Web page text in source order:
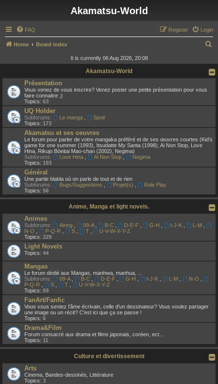
Akamatsu-World
FAQ Login
Register
Home Board index
r
It is currently 06 Aug 2026, 20:08
Akamatsu-World
Présentation
Vous venez de vous inscrire? Venez poster une petite présentation pour vous
faire connaitre ;)
Topics: 63
UQ Holder
Subforums: Le manga
Spoil
Topics: 173
Akamatsu et ses oeuvres
Le forum pour parler de votre mangaka préféré et de ses œuvres courtes (Kid’s
game for one summer (1993), Itsudatte My Santa (1998), Ai Non Stop, Love
Hina, Rikujo Bōeitai Mao-chan (2002), Negima)
Subforums:
Love Hina Ai Non Stop
Negima
Topics: 193
Général
Une partie blabla où on parle de tout et de rien
Subforums:
Bugs/Suggestions Projet(s)
Role Play
Topics: 56
Anime, Manga et light novels.
Animes
Subforums: Airing 09-A B-C D-E-F G-H I-J-K L-M
N-O
P-Q-R S T
U-V-W-X-Y-Z
Topics: 229
Light Novels
Topics: 44
Mangas
Le forum dédié aux Mangas, manhwa, manhua, ...
Subforums:
09-A B-C D-E-F G-H I-J-K L-M N-O
P-Q-R
S T
U-V-W-X-Y-Z
Topics: 69
FanArt/Fanfic
Vous vous sentez l'âme écrivain, celle d'un dessinateur? Vous voulez partager
une image ou un récit? C'est ici que ça se passe !
Topics: 6
Drama&Film
Forum consacré aux drama et films japonais, coréen, ect...
Topics: 11
Culture et divertissement
Arts
Cinema, Bandes-dessinés, Littérature
Topics: 3